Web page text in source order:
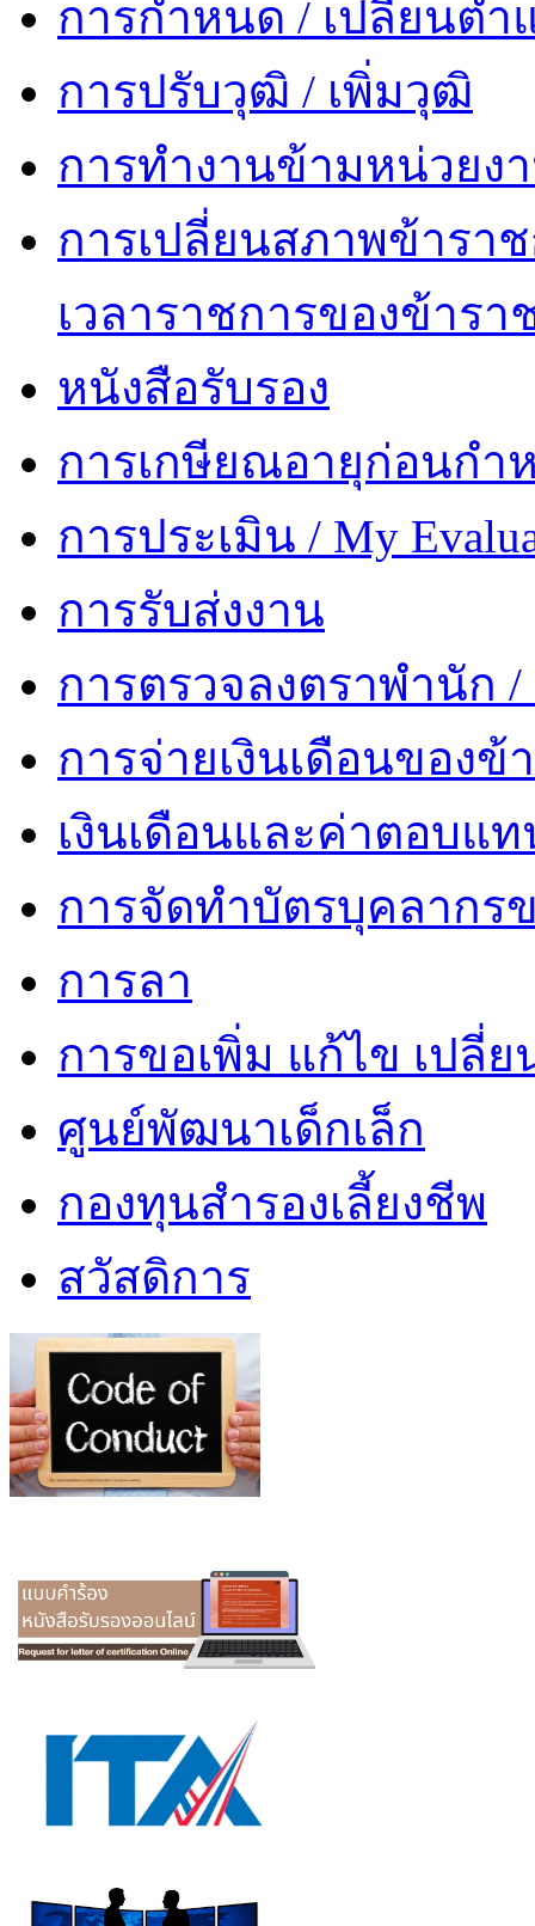
การกำหนด / เปลี่ยนตำ
การปรับวุฒิ / เพิ่มวุฒิ
การทำงานข้ามหน่วยง
การเปลี่ยนสภาพข้ารา
เวลาราชการของข้ารา
หนังสือรับรอง
การเกษียณอายุก่อนกำ
การประเมิน / My
การรับส่งงาน
การตรวจลงตราพำนัก
การจ่ายเงินเดือนของข้
เงินเดือนและค่าตอบแ
การจัดทำบัตรบุคลากร
การลา
การขอเพิ่ม แก้ไข เปลี่
ศูนย์พัฒนาเด็กเล็ก
กองทุนสำรองเลี้ยงชีพ
สวัสดิการ